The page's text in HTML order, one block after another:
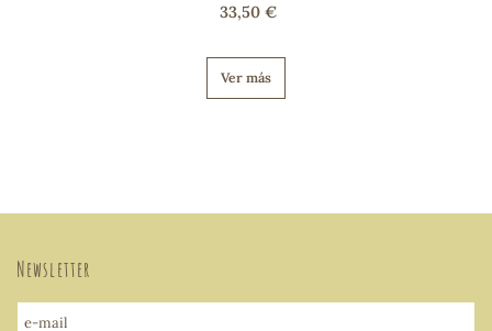
33,50 €
Ver más
Newsletter
e-mail